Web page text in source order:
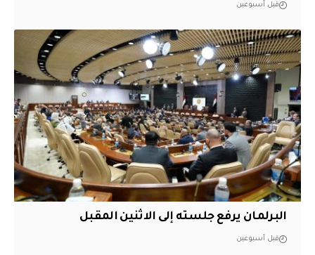
قبل أسبوعين
البرلمان يرفع جلسته إلى الاثنين المقبل
قبل أسبوعين